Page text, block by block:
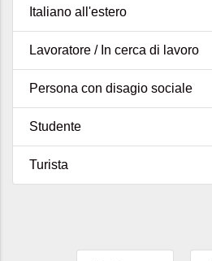
Italiano all'estero
Lavoratore / In cerca di lavoro
Persona con disagio sociale
Studente
Turista